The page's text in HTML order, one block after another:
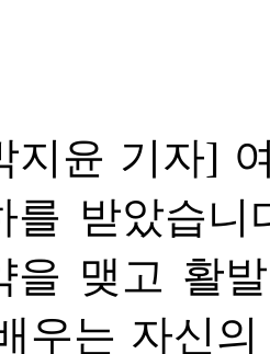
지윤 기자]
를 받았습
을 맺고 활
우는 자신